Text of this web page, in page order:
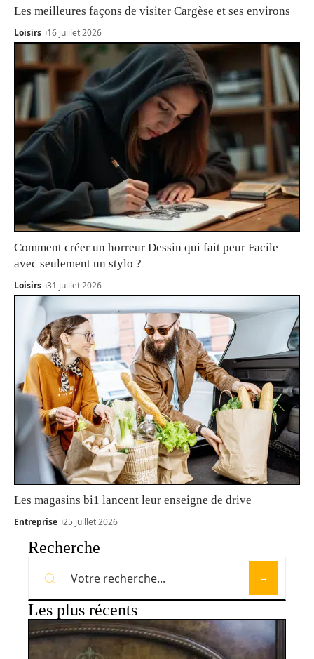
Les meilleures façons de visiter Cargèse et ses environs
Loisirs 16 juillet 2026
Comment créer un horreur Dessin qui fait peur Facile
avec seulement un stylo ?
Loisirs 31 juillet 2026
Les magasins bi1 lancent leur enseigne de drive
Entreprise 25 juillet 2026
Recherche
Les plus récents